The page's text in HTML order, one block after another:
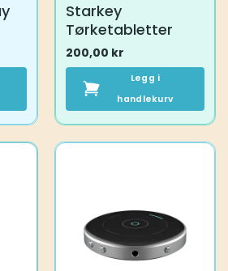
Starkey
Tørketabletter
200,00 kr
Legg i
handlekurv